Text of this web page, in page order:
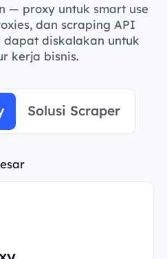
— proxy untuk smart use
dan scraping API
diskalakan untuk
kerja bisnis.
Solusi Scraper